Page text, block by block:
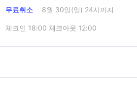
무료취소 8월 30일(일) 24시까지
체크인 18:00 체크아웃 12:00